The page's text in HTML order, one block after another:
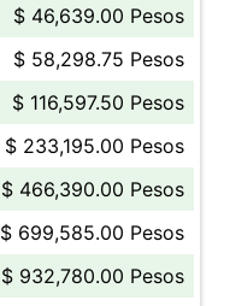
$ 46,639.00 Pesos
$ 58,298.75 Pesos
$ 116,597.50 Pesos
$ 233,195.00 Pesos
$ 466,390.00 Pesos
$ 699,585.00 Pesos
$ 932,780.00 Pesos